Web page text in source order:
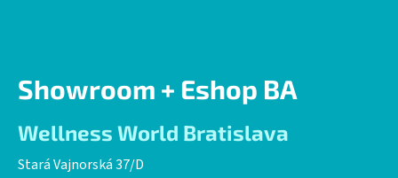
Showroom + Eshop BA
Wellness World Bratislava
Stará Vajnorská 37/D